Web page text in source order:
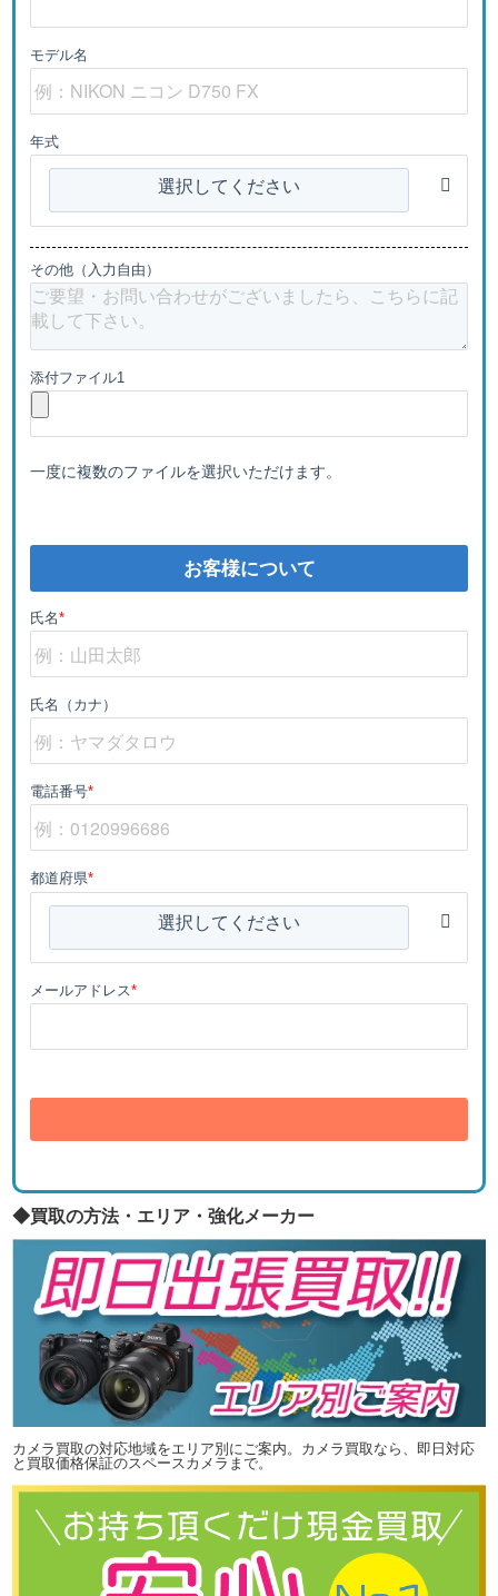
モデル名
年式
選択してください
その他（入力自由）
添付ファイル1
一度に複数のファイルを選択いただけます。
お客様について
氏名*
氏名（カナ）
電話番号*
都道府県*
選択してください
メールアドレス*
◆買取の方法・エリア・強化メーカー
カメラ買取の対応地域をエリア別にご案内。カメラ買取なら、即日対応
と買取価格保証のスペースカメラまで。